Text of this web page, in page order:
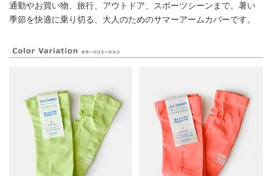
通勤やお買い物、旅行、アウトドア、スポーツシーンまで。暑い
季節を快適に乗り切る、大人のためのサマーアームカバーです。